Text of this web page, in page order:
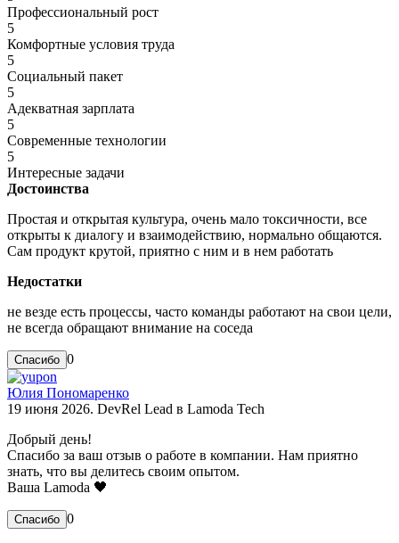
Профессиональный рост
5
Комфортные условия труда
5
Социальный пакет
5
Адекватная зарплата
5
Современные технологии
5
Интересные задачи
Достоинства
Простая и открытая культура, очень мало токсичности, все
открыты к диалогу и взаимодействию, нормально общаются.
Сам продукт крутой, приятно с ним и в нем работать
Недостатки
не везде есть процессы, часто команды работают на свои цели,
не всегда обращают внимание на соседа
0
Юлия Пономаренко
19 июня 2026. DevRel Lead в Lamoda Tech
Добрый день!
Спасибо за ваш отзыв о работе в компании. Нам приятно
знать, что вы делитесь своим опытом.
Ваша Lamoda 🖤
0